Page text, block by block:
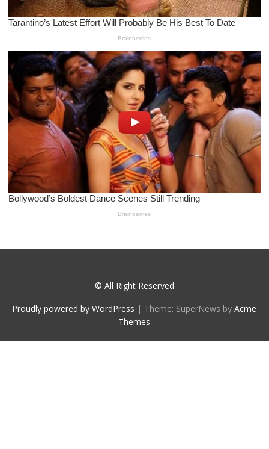
© All Right Reserved
Proudly powered by WordPress | Theme: SuperNews byAcme
Themes